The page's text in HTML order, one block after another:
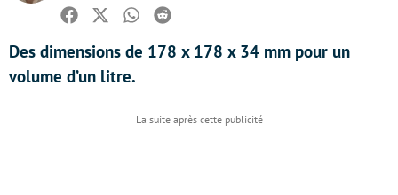
Facebook
TwitterWhatsapp
Reddit
Des dimensions de 178 x 178 x 34 mm pour un
volume d’un litre.